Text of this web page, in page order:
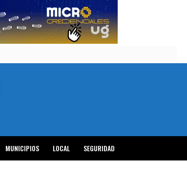
MUNICIPIOS LOCAL SEGURIDAD